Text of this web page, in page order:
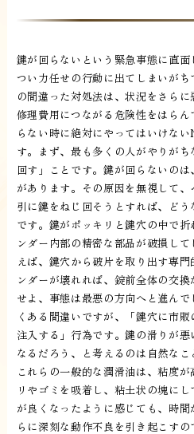
鍵が回らないという緊急事態に直面
つい力任せの行動に出てしまいが
の間違った対処法は、状況をさら
修理費用につながる危険性をはら
らない時に絶対にやってはいけな
す。まず、最も多くの人がやりが
回す」ことです。鍵が回らないの
があります。その原因を無視して
引に鍵をねじ回そうとすれば、ど
です。鍵がポッキリと鍵穴の中で
ンダー内部の精密な部品が破損し
えば、鍵穴から破片を取り出す専
ンダーが壊れれば、錠前全体の交
せよ、事態は最悪の方向へと進ん
くある間違いですが、「鍵穴に市
注入する」行為です。鍵の滑りが
なるだろう、と考えるのは自然なこ
これらの一般的な潤滑油は、粘度
リやゴミを吸着し、粘土状の塊に
が良くなったように感じても、時
らに深刻な動作不良を引き起こす